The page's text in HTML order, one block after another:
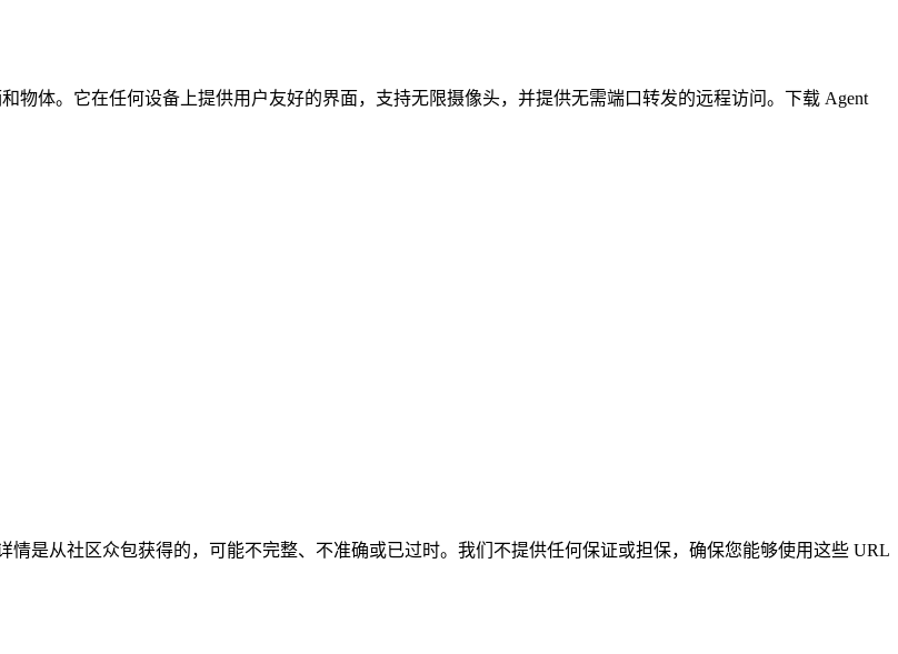
物体。它在任何设备上提供用户友好的界面，支持无限摄像头，并提供无需端口转发的远程访问。下载 Agent
情是从社区众包获得的，可能不完整、不准确或已过时。我们不提供任何保证或担保，确保您能够使用这些 URL